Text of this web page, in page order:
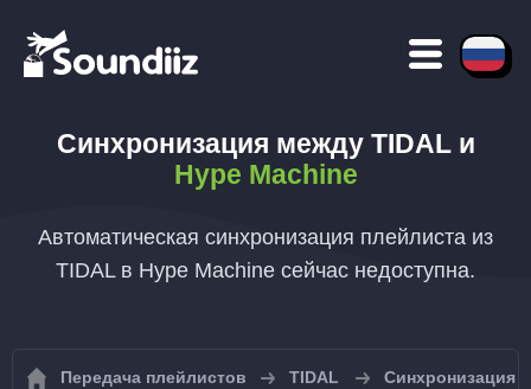
Синхронизация между TIDALи
Hype Machine
Автоматическая синхронизация плейлиста из
TIDAL в Hype Machine сейчас недоступна.
Передача плейлистов TIDAL Синхронизация